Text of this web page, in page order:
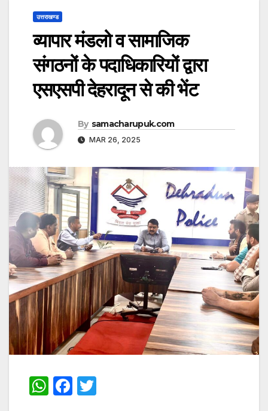
उत्तराखण्ड
व्यापार मंडलो व सामाजिक
संगठनों के पदाधिकारियों द्वारा
एसएसपी देहरादून से की भेंट
By samacharupuk.com
MAR 26, 2025
W F